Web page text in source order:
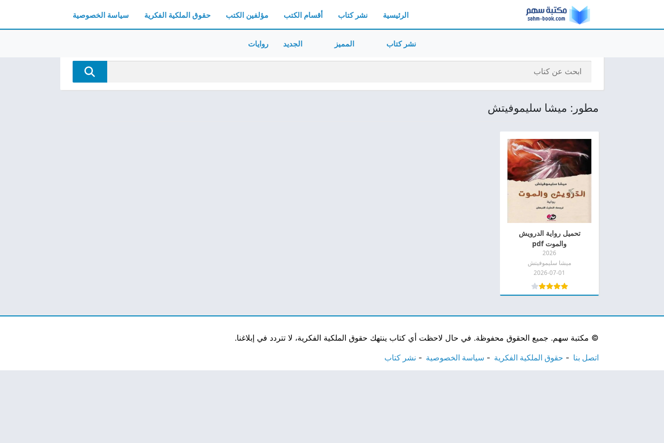
الرئيسية نشر كتاب أقسام الكتب مؤلفين الكتب حقوق الملكية الفكرية سياسة الخصوصية
نشر كتاب المميز الجديد روايات
مطور: ميشا سليموفيتش
تحميل رواية الدرويش
والموت pdf
2026
ميشا سليموفيتش
2026-07-01
© مكتبة سهم. جميع الحقوق محفوظة. في حال لاحظت أي كتاب ينتهك حقوق الملكية الفكرية، لا تتردد في إبلاغنا.
اتصل بنا حقوق الملكية الفكرية سياسة الخصوصية نشر كتاب